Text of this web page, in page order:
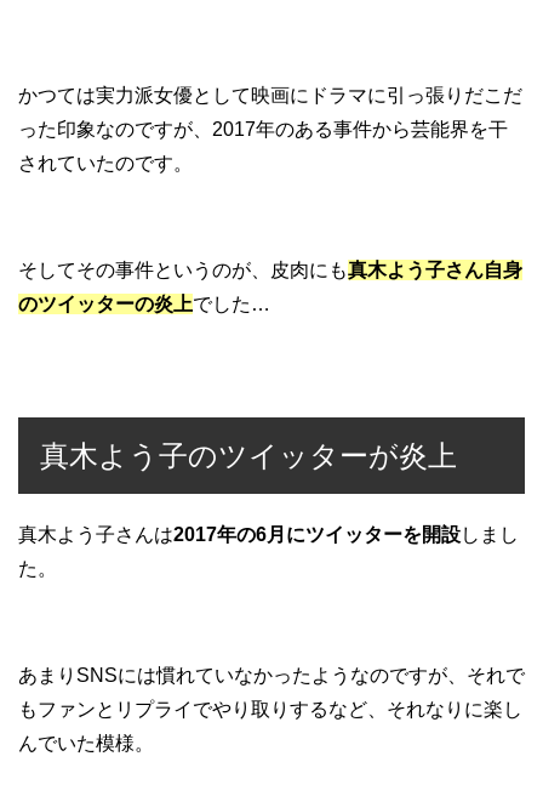
かつては実力派女優として映画にドラマに引っ張りだこだ
った印象なのですが、2017年のある事件から芸能界を干
されていたのです。
そしてその事件というのが、皮肉にも真木よう子さん自身
のツイッターの炎上でした…
真木よう子のツイッターが炎上
真木よう子さんは2017年の6月にツイッターを開設しまし
た。
あまりSNSには慣れていなかったようなのですが、それで
もファンとリプライでやり取りするなど、それなりに楽し
んでいた模様。